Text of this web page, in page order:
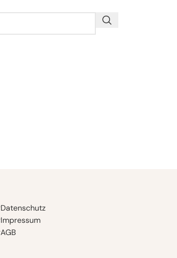
Datenschutz
Impressum
AGB